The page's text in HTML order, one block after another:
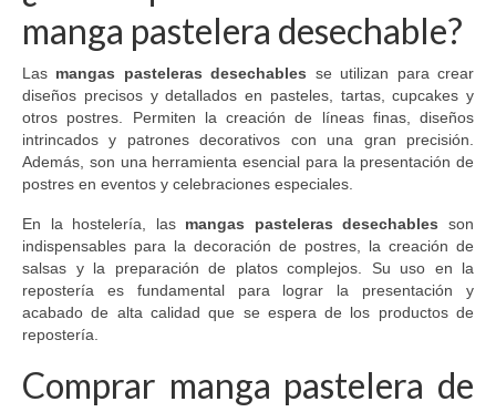
manga pastelera desechable?
Las mangas pasteleras desechables se utilizan para crear
diseños precisos y detallados en pasteles, tartas, cupcakes y
otros postres. Permiten la creación de líneas finas, diseños
intrincados y patrones decorativos con una gran precisión.
Además, son una herramienta esencial para la presentación de
postres en eventos y celebraciones especiales.
En la hostelería, lasmangas pasteleras desechables son
indispensables para la decoración de postres, la creación de
salsas y la preparación de platos complejos. Su uso en la
repostería es fundamental para lograr la presentación y
acabado de alta calidad que se espera de los productos de
repostería.
Comprar manga pastelera de